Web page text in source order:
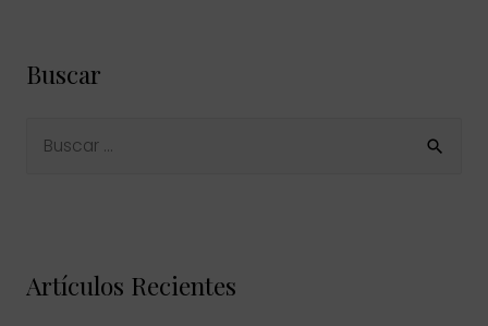
Buscar
o
rArtículos Recientes